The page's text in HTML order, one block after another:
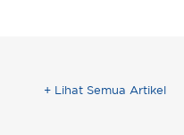
+ Lihat Semua Artikel